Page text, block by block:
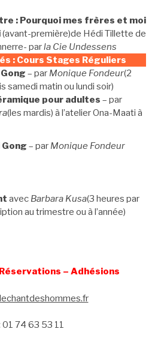
: Pourquoi mes frères et moi
(avant-première)de Hédi Tillette de
parla Cie Undessens
: Cours Stages Réguliers
– par Monique Fondeur(2
samedi matin ou lundi soir)
pour adultes – par
(les mardis) à l’atelier Ona-Maati à
Gong – par Monique Fondeur
avec Barbara Kusa(3 heures par
au trimestre ou à l’année)
– Adhésions
01 74 63 53 11